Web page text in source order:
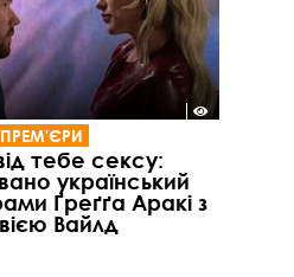
ПРЕМ'ЄРИ
тебе сексу:
український
Ґреґґа Аракі з
Вайлд